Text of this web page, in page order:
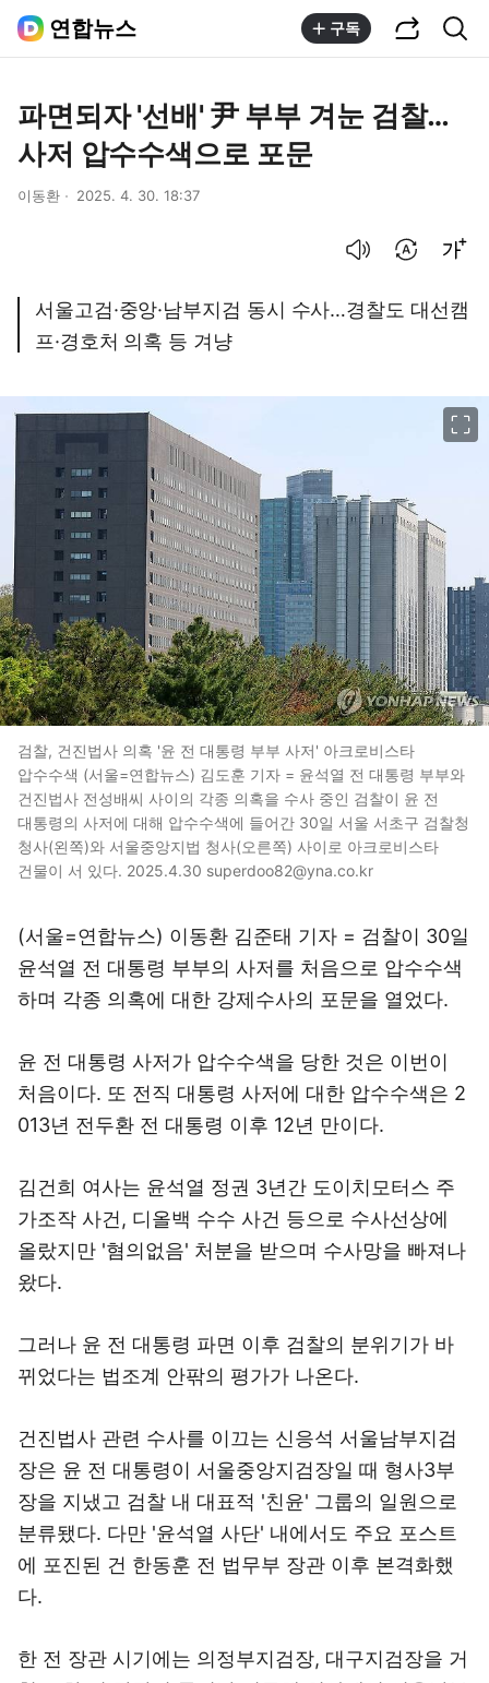
연합뉴스 구독
파면되자 '선배' 尹 부부 겨눈 검찰…
사저 압수수색으로 포문
이동환 2025. 4. 30. 18:37
서울고검·중앙·남부지검 동시 수사…경찰도 대선캠
프·경호처 의혹 등 겨냥
검찰, 건진법사 의혹 '윤 전 대통령 부부 사저' 아크로비스타
압수수색 (서울=연합뉴스) 김도훈 기자 = 윤석열 전 대통령 부부와
건진법사 전성배씨 사이의 각종 의혹을 수사 중인 검찰이 윤 전
대통령의 사저에 대해 압수수색에 들어간 30일 서울 서초구 검찰청
청사(왼쪽)와 서울중앙지법 청사(오른쪽) 사이로 아크로비스타
건물이 서 있다. 2025.4.30 superdoo82@yna.co.kr
(서울=연합뉴스) 이동환 김준태 기자 = 검찰이 30일
윤석열 전 대통령 부부의 사저를 처음으로 압수수색
하며 각종 의혹에 대한 강제수사의 포문을 열었다.
윤 전 대통령 사저가 압수수색을 당한 것은 이번이
처음이다. 또 전직 대통령 사저에 대한 압수수색은 2
013년 전두환 전 대통령 이후 12년 만이다.
김건희 여사는 윤석열 정권 3년간 도이치모터스 주
가조작 사건, 디올백 수수 사건 등으로 수사선상에
올랐지만 '혐의없음' 처분을 받으며 수사망을 빠져나
왔다.
그러나 윤 전 대통령 파면 이후 검찰의 분위기가 바
뀌었다는 법조계 안팎의 평가가 나온다.
건진법사 관련 수사를 이끄는 신응석 서울남부지검
장은 윤 전 대통령이 서울중앙지검장일 때 형사3부
장을 지냈고 검찰 내 대표적 '친윤' 그룹의 일원으로
분류됐다. 다만 '윤석열 사단' 내에서도 주요 포스트
에 포진된 건 한동훈 전 법무부 장관 이후 본격화했
다.
한 전 장관 시기에는 의정부지검장, 대구지검장을 거